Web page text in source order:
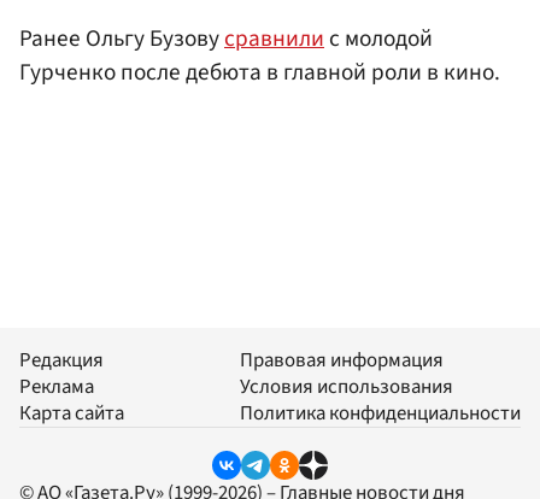
Ранее Ольгу Бузовусравнилис молодой
Гурченко после дебюта в главной роли в кино.
Редакция
Реклама
Карта сайта
Правовая информация
Условия использования
Политика конфиденциальности